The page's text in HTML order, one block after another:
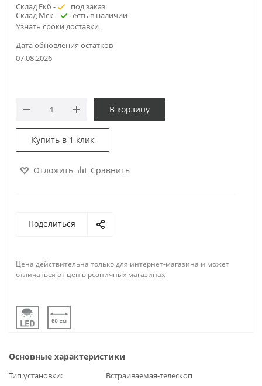
Склад Екб -
под заказ
Склад Мск -
есть в наличии
Узнать сроки доставки
Дата обновления остатков
07.08.2026
В корзину
Купить в 1 клик
Отложить Сравнить
Поделиться
Цена действительна только для интернет-магазина и может
отличаться от цен в розничных магазинах
Основные характеристики
Тип установки
Встраиваемая-телескоп